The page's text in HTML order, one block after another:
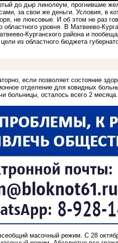
до дыр линолеум, прогнившие
за свои же деньги. Условия, в
не люксовые. И об этом не раз
уровня. В Матвеево-
Курганского района и
из областного бюджета
если позволяет состояние
отделение для ковидных
больницы, осталось всего 2 месяца.
масочный режим . С 28